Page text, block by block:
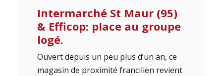
Intermarché St Maur (95)
& Efficop: place au groupe
logé.
Ouvert depuis un peu plus d’un an, ce
magasin de proximité francilien revient